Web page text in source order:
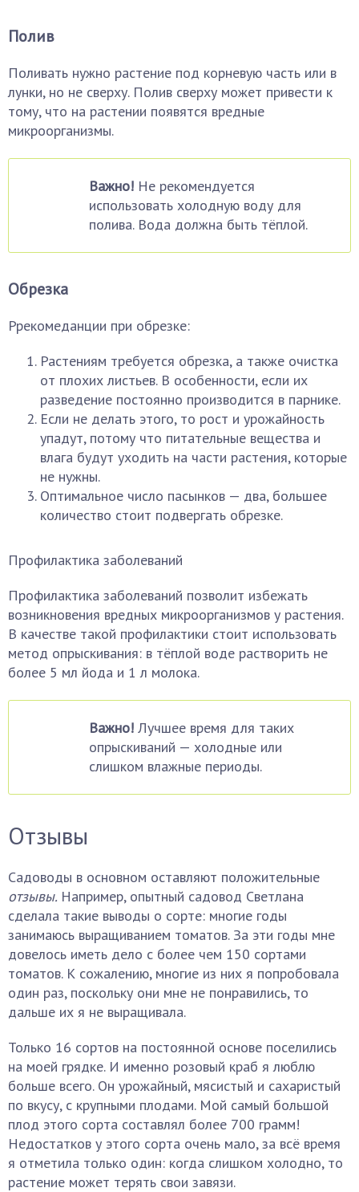
Полив
Поливать нужно растение под корневую часть или в
лунки, но не сверху. Полив сверху может привести к
тому, что на растении появятся вредные
микроорганизмы.
Важно! Не рекомендуется
использовать холодную воду для
полива. Вода должна быть тёплой.
Обрезка
Ррекомеданции при обрезке:
Растениям требуется обрезка, а также очистка
от плохих листьев. В особенности, если их
разведение постоянно производится в парнике.
Если не делать этого, то рост и урожайность
упадут, потому что питательные вещества и
влага будут уходить на части растения, которые
не нужны.
Оптимальное число пасынков — два, большее
количество стоит подвергать обрезке.
Профилактика заболеваний
Профилактика заболеваний позволит избежать
возникновения вредных микроорганизмов у растения.
В качестве такой профилактики стоит использовать
метод опрыскивания: в тёплой воде растворить не
более 5 мл йода и 1 л молока.
Важно! Лучшее время для таких
опрыскиваний — холодные или
слишком влажные периоды.
Отзывы
Садоводы в основном оставляют положительные
отзывы. Например, опытный садовод Светлана
сделала такие выводы о сорте: многие годы
занимаюсь выращиванием томатов. За эти годы мне
довелось иметь дело с более чем 150 сортами
томатов. К сожалению, многие из них я попробовала
один раз, поскольку они мне не понравились, то
дальше их я не выращивала.
Только 16 сортов на постоянной основе поселились
на моей грядке. И именно розовый краб я люблю
больше всего. Он урожайный, мясистый и сахаристый
по вкусу, с крупными плодами. Мой самый большой
плод этого сорта составлял более 700 грамм!
Недостатков у этого сорта очень мало, за всё время
я отметила только один: когда слишком холодно, то
растение может терять свои завязи.